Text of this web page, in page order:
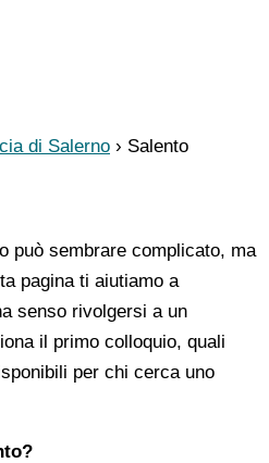
di Salerno › Salento
può sembrare complicato, ma
pagina ti aiutiamo a
senso rivolgersi a un
il primo colloquio, quali
per chi cerca uno